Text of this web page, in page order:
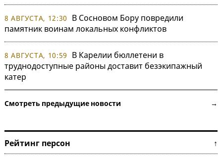
8 АВГУСТА, 12:30
В Сосновом Бору повредили
памятник воинам локальных конфликтов
8 АВГУСТА, 10:59
В Карелии бюллетени в
труднодоступные районы доставит безэкипажный
катер
Смотреть предыдущие новости →
Рейтинг персон ↑